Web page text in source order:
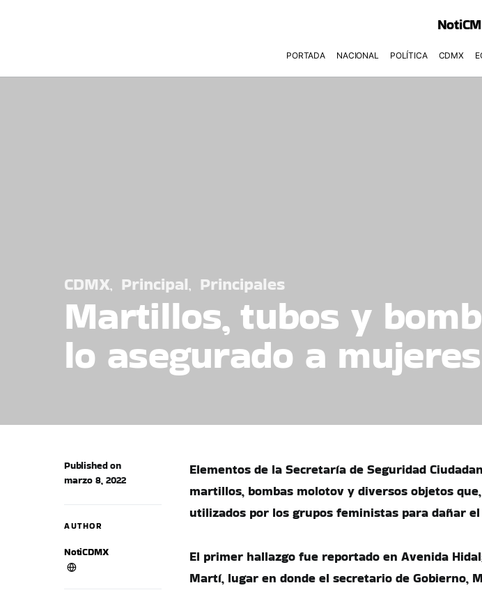
PORTADA NACIONAL POLÍTICA CDMX
CDMX Principal Principales
Martillos, tubos y
lo asegurado a
Published on
marzo 8, 2022
AUTHOR
NotiCDMX
Elementos de la Secretaría de Seguridad
martillos, bombas molotov y diversos objetos
utilizados por los grupos feministas para dañar
El primer hallazgo fue reportado en Avenida
Martí, lugar en donde el secretario de Gobierno,